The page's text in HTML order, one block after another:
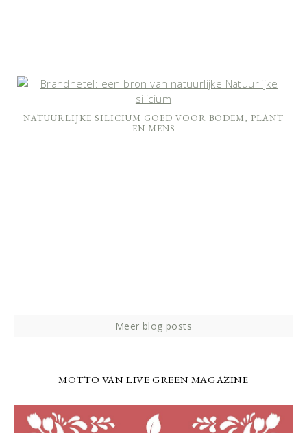
NATUURLIJKE SILICIUM GOED VOOR BODEM, PLANT
EN MENS
Meer blog posts
MOTTO VAN LIVE GREEN MAGAZINE